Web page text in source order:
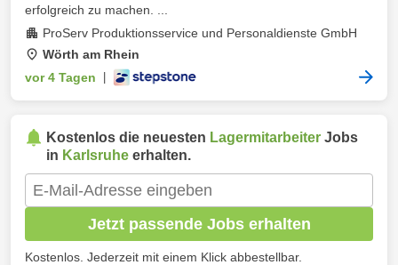
erfolgreich zu machen. ...
ProServ Produktionsservice und Personaldienste GmbH
Wörth am Rhein
vor 4 Tagen
Kostenlos die neuesten Lagermitarbeiter Jobs
in Karlsruhe erhalten.
Jetzt passende Jobs erhalten
Kostenlos. Jederzeit mit einem Klick abbestellbar.